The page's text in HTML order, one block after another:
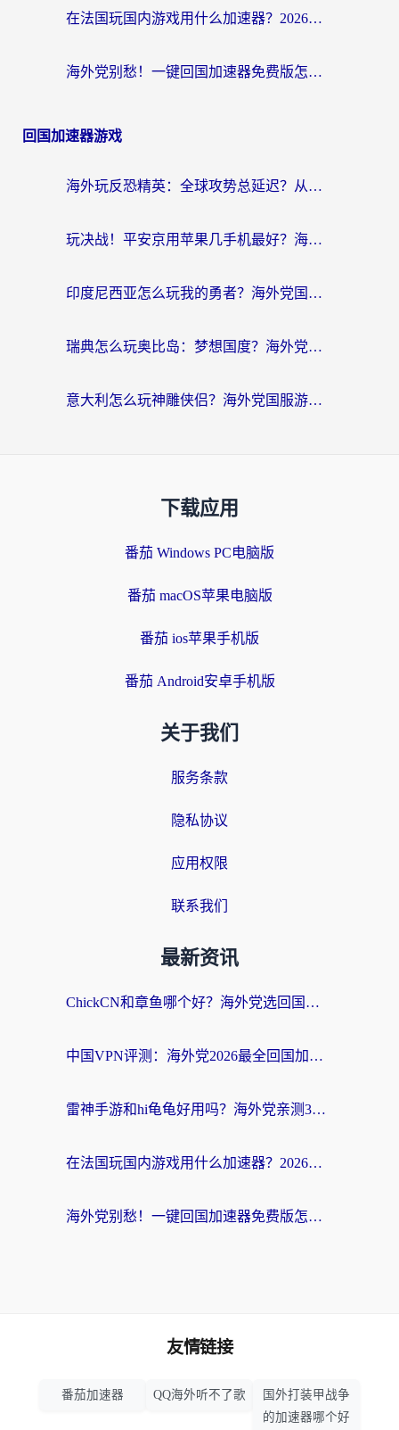
在法国玩国内游戏用什么加速器？2026实测解决延迟卡顿的实用指南
海外党别愁！一键回国加速器免费版怎么选？从踩坑到流畅访问的全攻略
回国加速器游戏
海外玩反恐精英：全球攻势总延迟？从瑞典玩神武4到外国玩黎明觉醒，选对加速器才是关键！
玩决战！平安京用苹果几手机最好？海外党必看的设备+加速器双攻略
印度尼西亚怎么玩我的勇者？海外党国服游戏加速避坑指南（附实况五行师解决方案）
瑞典怎么玩奥比岛：梦想国度？海外党亲测有效的国服游戏加速全攻略
意大利怎么玩神雕侠侣？海外党国服游戏加速终极指南（附欧洲玩王者王国保卫战4不卡技巧）
下载应用
番茄 Windows PC电脑版
番茄 macOS苹果电脑版
番茄 ios苹果手机版
番茄 Android安卓手机版
关于我们
服务条款
隐私协议
应用权限
联系我们
最新资讯
ChickCN和章鱼哪个好？海外党选回国加速器的3个关键维度 + 实用避坑指南
中国VPN评测：海外党2026最全回国加速器选择指南，告别地区限制不踩坑
雷神手游和hi龟龟好用吗？海外党亲测3款回国加速器，教你选对国外到国内加速器
在法国玩国内游戏用什么加速器？2026实测解决延迟卡顿的实用指南
海外党别愁！一键回国加速器免费版怎么选？从踩坑到流畅访问的全攻略
友情链接
番茄加速器 QQ海外听不了歌
国外打装甲战争
的加速器哪个好